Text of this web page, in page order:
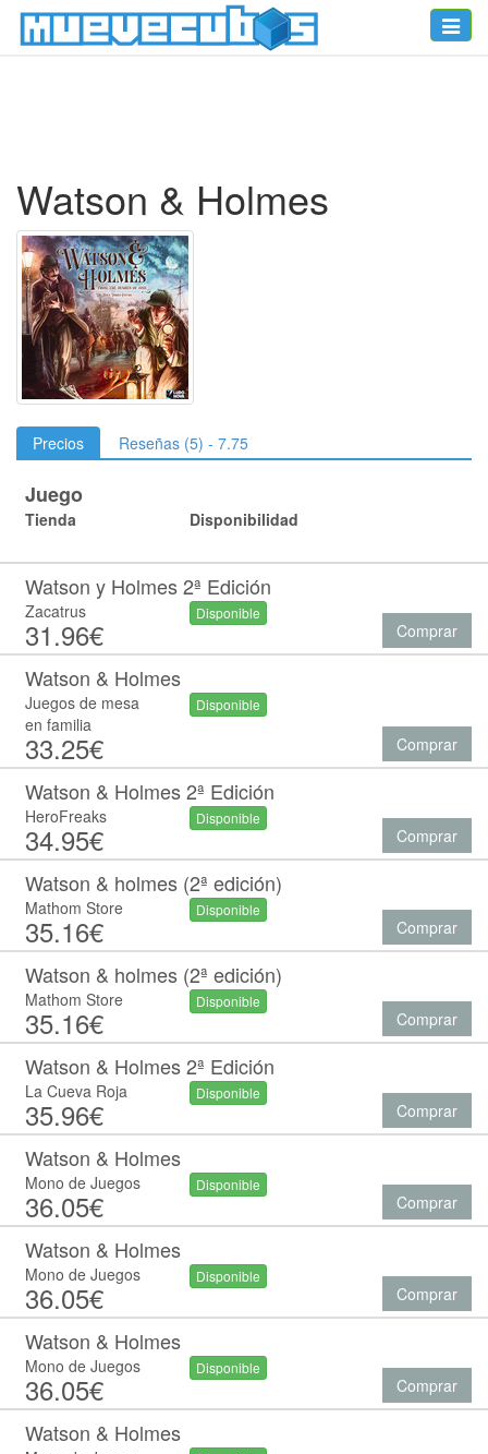
Toggle
Watson & Holmes
Precios Reseñas (5) - 7.75
Juego
Tienda Disponibilidad
Watson y Holmes 2ª Edición
Zacatrus
31.96€
Disponible
Comprar
Watson & Holmes
Juegos de mesa
en familia
33.25€
Disponible
Comprar
Watson & Holmes 2ª Edición
HeroFreaks
34.95€
Disponible
Comprar
Watson & holmes (2ª edición)
Mathom Store
35.16€
Disponible
Comprar
Watson & holmes (2ª edición)
Mathom Store
35.16€
Disponible
Comprar
Watson & Holmes 2ª Edición
La Cueva Roja
35.96€
Disponible
Comprar
Watson & Holmes
Mono de Juegos
36.05€
Disponible
Comprar
Watson & Holmes
Mono de Juegos
36.05€
Disponible
Comprar
Watson & Holmes
Mono de Juegos
36.05€
Disponible
Comprar
Watson & Holmes